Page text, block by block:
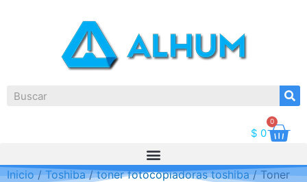
$ 0
0
Inicio/Toshiba/toner fotocopiadoras toshiba/ Toner